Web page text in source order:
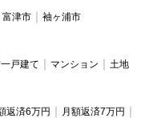
富津市 袖ヶ浦市
戸建て マンション 土地
返済6万円
月額返済7万円